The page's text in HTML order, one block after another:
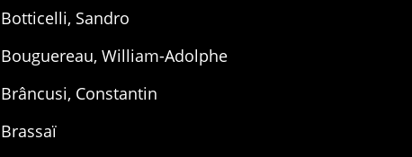
Botticelli, Sandro
Bouguereau, William-Adolphe
Brâncusi, Constantin
Brassaï